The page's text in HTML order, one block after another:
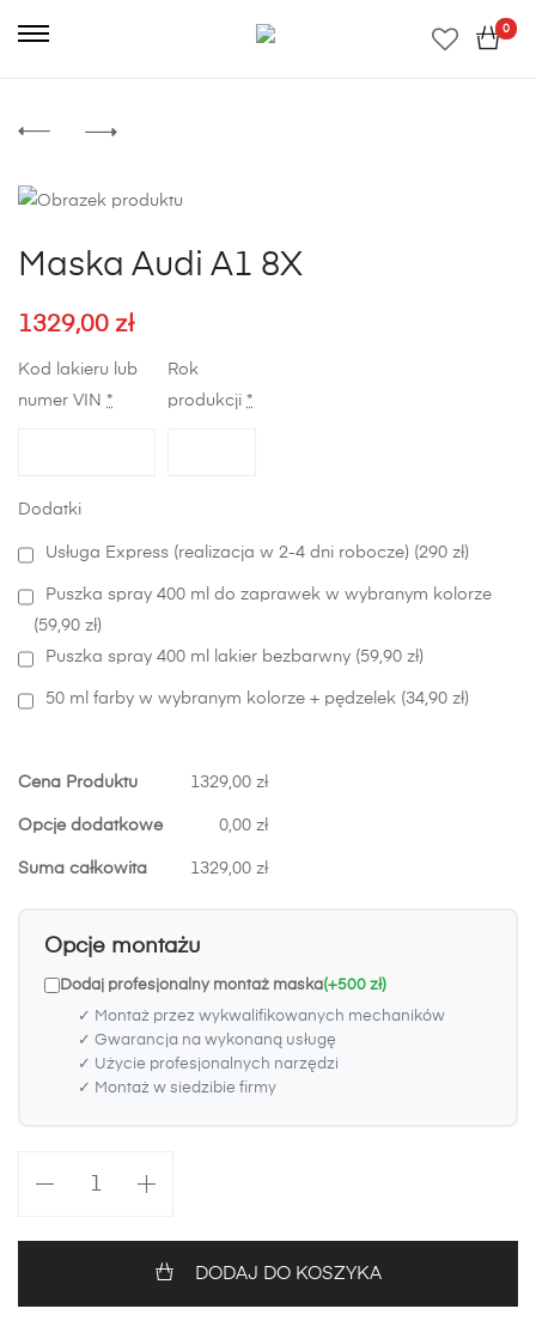
0
Maska Audi A1 8X
1329,00 zł
Kod lakieru lub
numer VIN *
Rok
produkcji *
Dodatki
Usługa Express (realizacja w 2-4 dni robocze) (290 zł)
Puszka spray 400 ml do zaprawek w wybranym kolorze
(59,90 zł)
Puszka spray 400 ml lakier bezbarwny (59,90 zł)
50 ml farby w wybranym kolorze + pędzelek (34,90 zł)
Cena Produktu 1329,00 zł
Opcje dodatkowe 0,00 zł
Suma całkowita 1329,00 zł
Opcje montażu
Dodaj profesjonalny montaż maska(+500 zł)
✓ Montaż przez wykwalifikowanych mechaników
✓ Gwarancja na wykonaną usługę
✓ Użycie profesjonalnych narzędzi
✓ Montaż w siedzibie firmy
DODAJ DO KOSZYKA